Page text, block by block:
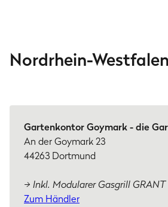
Nordrhein-Westfalen
Gartenkontor Goymark - die
An der Goymark 23
44263 Dortmund
→ Inkl. Modularer Gasgrill GRANT
Zum Händler